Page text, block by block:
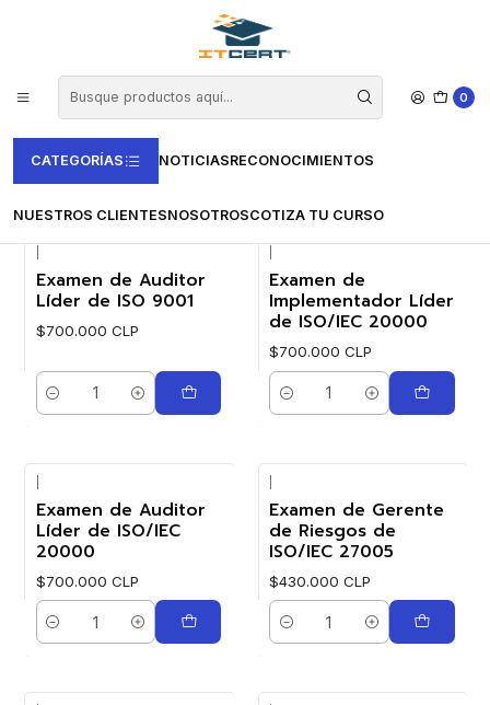
0
CATEGORÍAS NOTICIASRECONOCIMIENTOS
NUESTROS CLIENTESNOSOTROSCOTIZA TU CURSO
PECB
PECB
FILTROS
Examen de Auditor
Líder de ISO 9001
$700.000 CLP
Cantidad
Examen de
Implementador Líder
de ISO/IEC 20000
$700.000 CLP
Cantidad
Examen de Auditor
Líder de ISO/IEC
20000
$700.000 CLP
Cantidad
Examen de Gerente
de Riesgos de
ISO/IEC 27005
$430.000 CLP
Cantidad